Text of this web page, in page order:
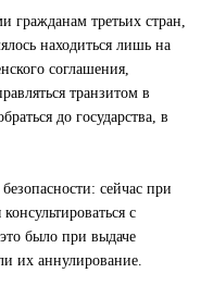
гражданам третьих стран,
находиться лишь на
соглашения,
транзитом в
до государства, в
сейчас при
с
было при выдаче
их аннулирование.